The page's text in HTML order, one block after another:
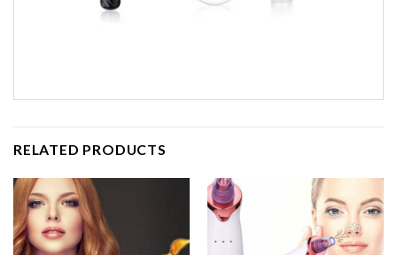
RELATED PRODUCTS